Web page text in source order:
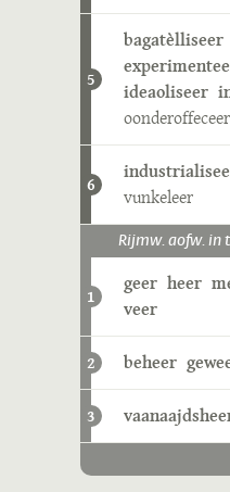
5
bagatèlliseer
ideaoliseer
oonderoffeceer
6
vunkeleer
Rijmw. aofw. in
1
geer heer
veer
2 beheer
3